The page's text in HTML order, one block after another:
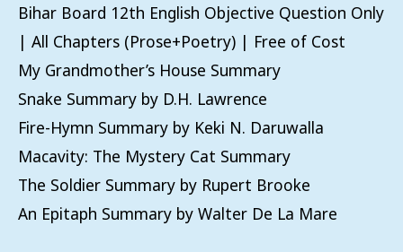
Bihar Board 12th English Objective Question Only
| All Chapters (Prose+Poetry) | Free of Cost
My Grandmother’s House Summary
Snake Summary by D.H. Lawrence
Fire-Hymn Summary by Keki N. Daruwalla
Macavity: The Mystery Cat Summary
The Soldier Summary by Rupert Brooke
An Epitaph Summary by Walter De La Mare